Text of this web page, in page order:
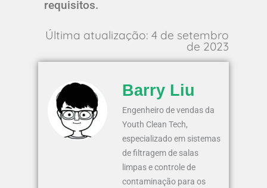
requisitos.
Última atualização: 4 de setembro
de 2023
Barry Liu
Engenheiro de vendas da
Youth Clean Tech,
especializado em sistemas
de filtragem de salas
limpas e controle de
contaminação para os